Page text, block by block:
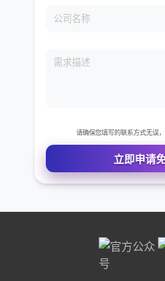
需求描述
立即申